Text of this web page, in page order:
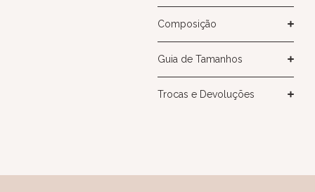
Composição
Guia de Tamanhos
Trocas e Devoluções